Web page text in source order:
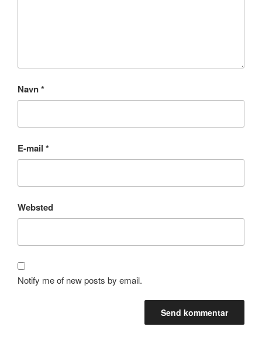
Navn*
E-mail *
Websted
Notify me of new posts by email.